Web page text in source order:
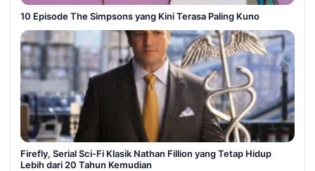
10 Episode The Simpsons yang Kini Terasa Paling Kuno
Firefly, Serial Sci-Fi Klasik Nathan Fillion yang Tetap Hidup
Lebih dari 20 Tahun Kemudian